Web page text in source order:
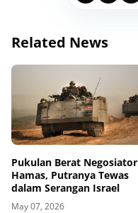
Related News
Pukulan Berat Negosiator
Hamas, Putranya Tewas
dalam Serangan Israel
May 07, 2026